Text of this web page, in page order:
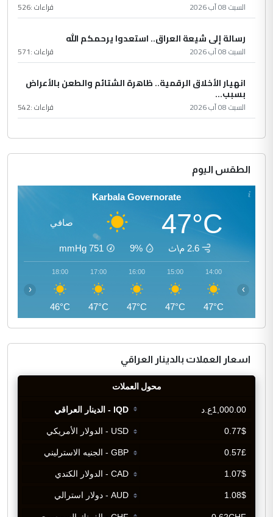
السبت 08 آب 2026 قراءات :526
رسالة إلى شيعة العراق.. استعدوا يرحمكم الله
السبت 08 آب 2026 قراءات :571
انهيار الأخلاق الرقمية.. ظاهرة الشتائم والطعن بالأعراض
بسبب...
السبت 08 آب 2026 قراءات :542
الطقس اليوم
Karbala Governorate
47°C صافي
2.6 م\ث 9%
751
mmHg
14:00
47°C
15:00
47°C
16:00
47°C
17:00
47°C
18:00
46°C
‹ ›
اسعار العملات بالدينار العراقي